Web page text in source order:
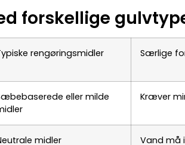
forskellige
rengøringsmidler Særlige
eller milde
Kræver
midler Vand må